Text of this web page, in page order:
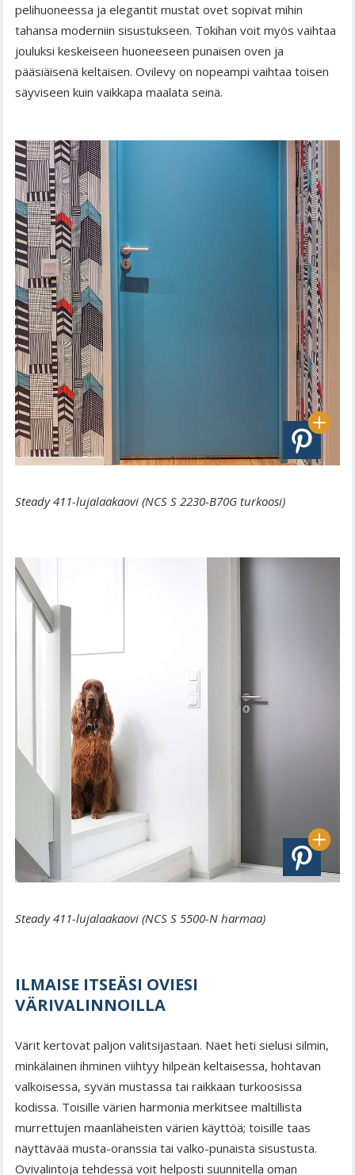
pelihuoneessa ja elegantit mustat ovet sopivat mihin
tahansa moderniin sisustukseen. Tokihan voit myös vaihtaa
jouluksi keskeiseen huoneeseen punaisen oven ja
pääsiäisenä keltaisen. Ovilevy on nopeampi vaihtaa toisen
säyviseen kuin vaikkapa maalata seinä.
Steady 411-lujalaakaovi (NCS S 2230-B70G turkoosi)
Steady 411-lujalaakaovi (NCS S 5500-N harmaa)
ILMAISE ITSEÄSI OVIESI
VÄRIVALINNOILLA
Värit kertovat paljon valitsijastaan. Näet heti sielusi silmin,
minkälainen ihminen viihtyy hilpeän keltaisessa, hohtavan
valkoisessa, syvän mustassa tai raikkaan turkoosissa
kodissa. Toisille värien harmonia merkitsee maltillista
murrettujen maanläheisten värien käyttöä; toisille taas
näyttävää musta-oranssia tai valko-punaista sisustusta.
Ovivalintoja tehdessä voit helposti suunnitella oman